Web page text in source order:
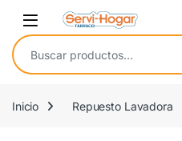
Saltar a navegación
saltar al contenido
Open
Buscar por:
Inicio Repuesto Lavadora